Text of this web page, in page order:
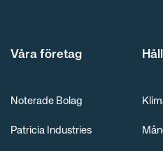
Våra företag
Noterade Bolag
Patricia Industries